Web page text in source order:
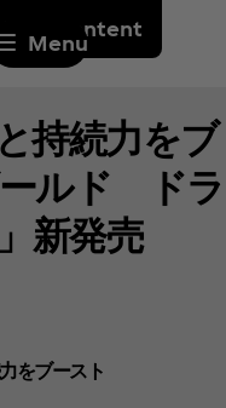
to content
Menu
持続力をブ
ールド ドラ
新発売
をブースト